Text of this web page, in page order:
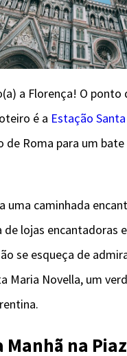
a Florença! O
é a Estação
de Roma para um
uma caminhada
de lojas encantadoras
se esqueça de
Maria Novella, um
Manhã na